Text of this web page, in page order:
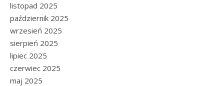
listopad 2025
październik 2025
wrzesień 2025
sierpień 2025
lipiec 2025
czerwiec 2025
maj 2025